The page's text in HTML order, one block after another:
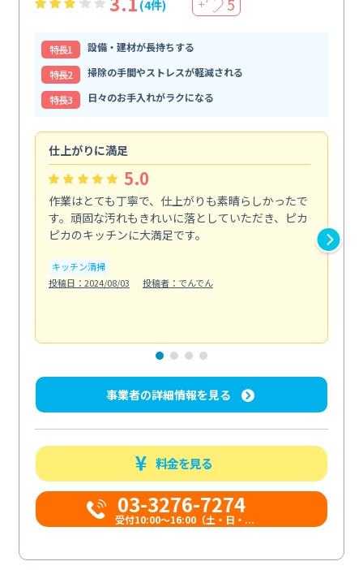
(4件) ＋ 5
特⻑1
設備・建材が長持ちする
特⻑2
掃除の手間やストレスが軽減される
特⻑3
日々のお手入れがラクになる
仕上がりに満足
5.0
作業はとても丁寧で、仕上がりも素晴らしかったで
す。頑固な汚れもきれいに落としていただき、ピカ
ピカのキッチンに大満足です。
キッチン清掃
投稿日：2024/08/03
投稿者：でんでん
事業者の詳細情報を見る
料金を見る
03-3276-7274
受付10:00〜16:00（土・日・...